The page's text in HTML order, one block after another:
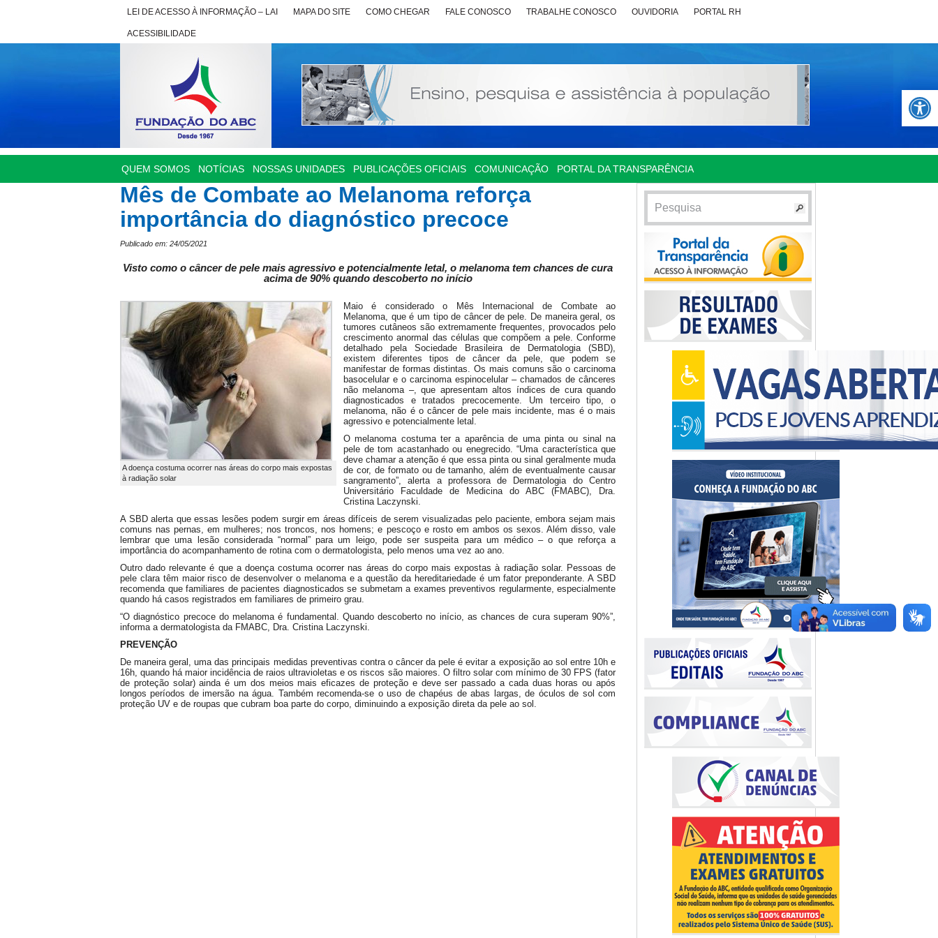
Abrir
LEI DE ACESSO À INFORMAÇÃO – LAI MAPA DO SITE COMO CHEGAR FALE CONOSCO TRABALHE CONOSCO OUVIDORIA PORTAL RH
ACESSIBILIDADE
QUEM SOMOS NOTÍCIAS NOSSAS UNIDADES PUBLICAÇÕES OFICIAIS COMUNICAÇÃO PORTAL DA TRANSPARÊNCIA
Mês de Combate ao Melanoma reforça
importância do diagnóstico precoce
Publicado em: 24/05/2021
Visto como o câncer de pele mais agressivo e potencialmente letal, o melanoma tem chances de cura
acima de 90% quando descoberto no início
A doença costuma ocorrer nas áreas do corpo mais expostas
à radiação solar
Maio é considerado o Mês Internacional de Combate ao
Melanoma, que é um tipo de câncer de pele. De maneira geral, os
tumores cutâneos são extremamente frequentes, provocados pelo
crescimento anormal das células que compõem a pele. Conforme
detalhado pela Sociedade Brasileira de Dermatologia (SBD),
existem diferentes tipos de câncer da pele, que podem se
manifestar de formas distintas. Os mais comuns são o carcinoma
basocelular e o carcinoma espinocelular – chamados de cânceres
não melanoma –, que apresentam altos índices de cura quando
diagnosticados e tratados precocemente. Um terceiro tipo, o
melanoma, não é o câncer de pele mais incidente, mas é o mais
agressivo e potencialmente letal.
O melanoma costuma ter a aparência de uma pinta ou sinal na
pele de tom acastanhado ou enegrecido. “Uma característica que
deve chamar a atenção é que essa pinta ou sinal geralmente muda
de cor, de formato ou de tamanho, além de eventualmente causar
sangramento”, alerta a professora de Dermatologia do Centro
Universitário Faculdade de Medicina do ABC (FMABC), Dra.
Cristina Laczynski.
A SBD alerta que essas lesões podem surgir em áreas difíceis de serem visualizadas pelo paciente, embora sejam mais
comuns nas pernas, em mulheres; nos troncos, nos homens; e pescoço e rosto em ambos os sexos. Além disso, vale
lembrar que uma lesão considerada “normal” para um leigo, pode ser suspeita para um médico – o que reforça a
importância do acompanhamento de rotina com o dermatologista, pelo menos uma vez ao ano.
Outro dado relevante é que a doença costuma ocorrer nas áreas do corpo mais expostas à radiação solar. Pessoas de
pele clara têm maior risco de desenvolver o melanoma e a questão da hereditariedade é um fator preponderante. A SBD
recomenda que familiares de pacientes diagnosticados se submetam a exames preventivos regularmente, especialmente
quando há casos registrados em familiares de primeiro grau.
“O diagnóstico precoce do melanoma é fundamental. Quando descoberto no início, as chances de cura superam 90%”,
informa a dermatologista da FMABC, Dra. Cristina Laczynski.
PREVENÇÃO
De maneira geral, uma das principais medidas preventivas contra o câncer da pele é evitar a exposição ao sol entre 10h e
16h, quando há maior incidência de raios ultravioletas e os riscos são maiores. O filtro solar com mínimo de 30 FPS (fator
de proteção solar) ainda é um dos meios mais eficazes de proteção e deve ser passado a cada duas horas ou após
longos períodos de imersão na água. Também recomenda-se o uso de chapéus de abas largas, de óculos de sol com
proteção UV e de roupas que cubram boa parte do corpo, diminuindo a exposição direta da pele ao sol.